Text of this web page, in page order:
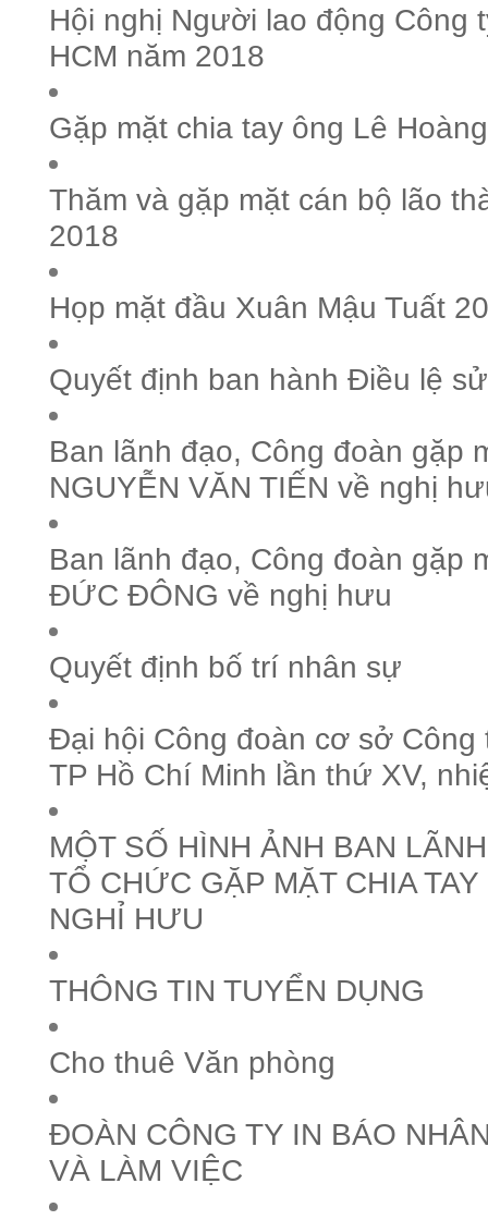
Hội nghị Người lao động Công
HCM năm 2018
Gặp mặt chia tay ông Lê
Thăm và gặp mặt cán bộ lão
2018
Họp mặt đầu Xuân Mậu Tuất
Quyết định ban hành Điều lệ
Ban lãnh đạo, Công đoàn gặp
NGUYỄN VĂN TIẾN về nghị
Ban lãnh đạo, Công đoàn gặp
ĐỨC ĐÔNG về nghị hưu
Quyết định bố trí nhân sự
Đại hội Công đoàn cơ sở Công
TP Hồ Chí Minh lần thứ XV,
MỘT SỐ HÌNH ẢNH BAN
TỔ CHỨC GẶP MẶT CHIA
NGHỈ HƯU
THÔNG TIN TUYỂN DỤNG
Cho thuê Văn phòng
ĐOÀN CÔNG TY IN BÁO
VÀ LÀM VIỆC